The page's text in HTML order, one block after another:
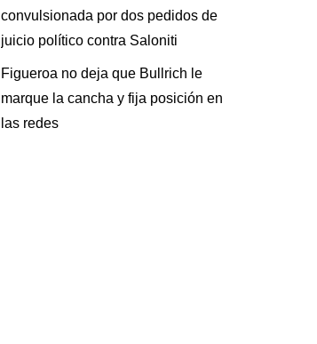
convulsionada por dos pedidos de
juicio político contra Saloniti
Figueroa no deja que Bullrich le
marque la cancha y fija posición en
las redes